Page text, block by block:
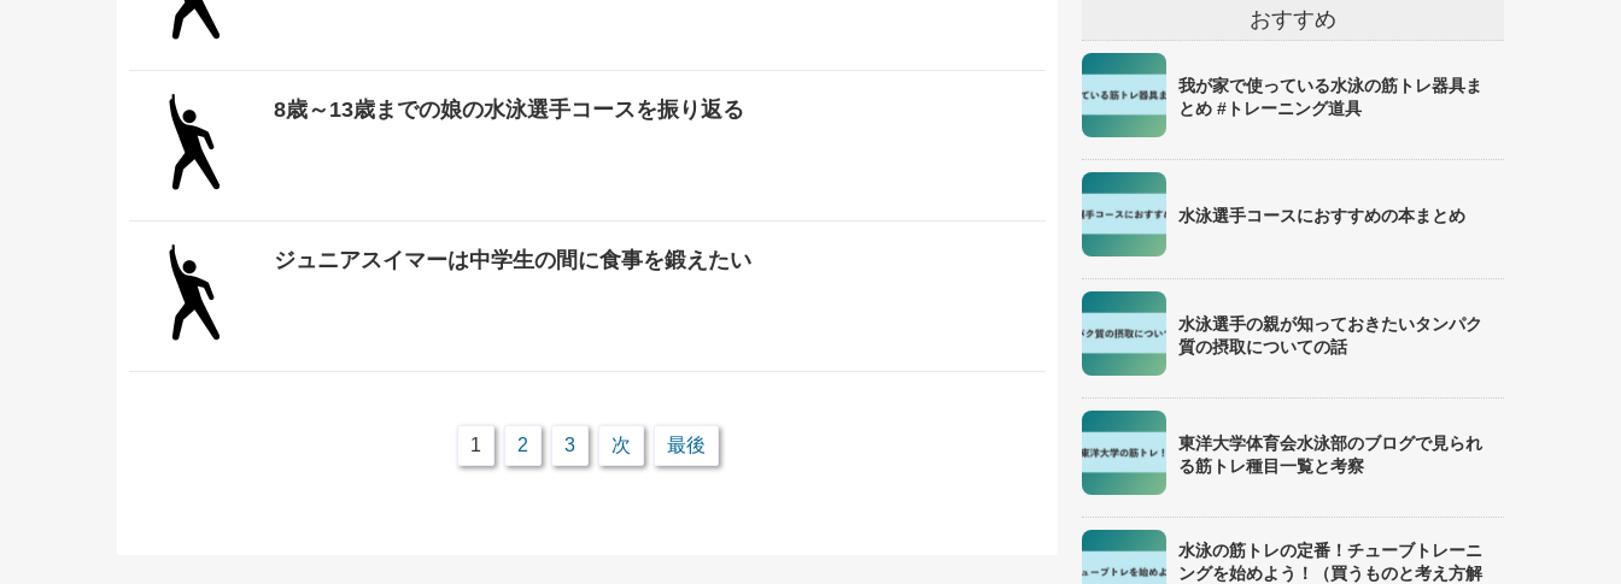
8歳～13歳までの娘の水泳選手コースを振り返る
ジュニアスイマーは中学生の間に食事を鍛えたい
1 2 3 次 最後
おすすめ
我が家で使っている水泳の筋トレ器具ま
とめ #トレーニング道具
水泳選手コースにおすすめの本まとめ
水泳選手の親が知っておきたいタンパク
質の摂取についての話
東洋大学体育会水泳部のブログで見られ
る筋トレ種目一覧と考察
水泳の筋トレの定番！チューブトレーニ
ングを始めよう！（買うものと考え方解